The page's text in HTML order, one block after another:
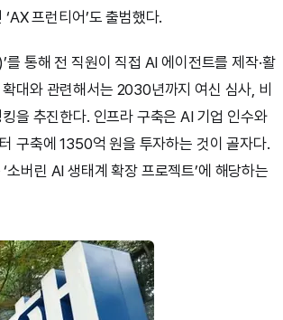
프런티어’도 출범했다.
통해 전 직원이 직접 AI 에이전트를 제작·활
대와 관련해서는 2030년까지 여신 심사, 비
을 추진한다. 인프라 구축은 AI 기업 인수와
구축에 1350억 원을 투자하는 것이 골자다.
버린 AI 생태계 확장 프로젝트’에 해당하는